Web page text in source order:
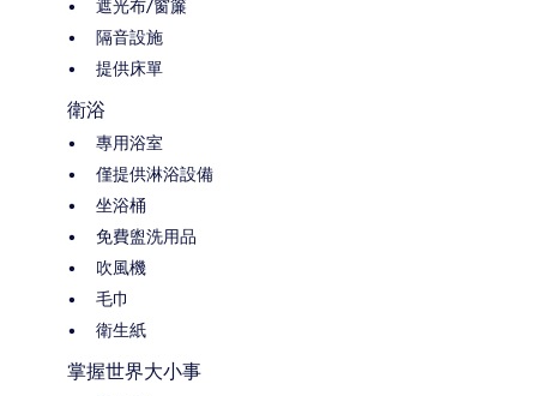
遮光布/窗簾
隔音設施
提供床單
衛浴
專用浴室
僅提供淋浴設備
坐浴桶
免費盥洗用品
吹風機
毛巾
衛生紙
掌握世界大小事